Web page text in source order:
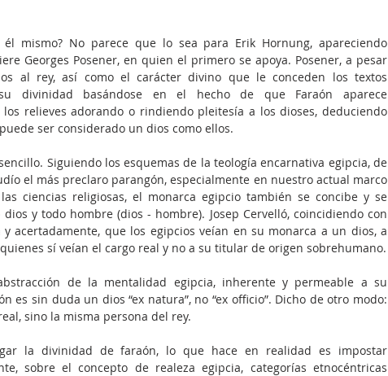
mismo? No parece que lo sea para Erik Hornung, apareciendo
Georges Posener, en quien el primero se apoya. Posener, a pesar
al rey, así como el carácter divino que le conceden los textos
divinidad basándose en el hecho de que Faraón aparece
relieves adorando o rindiendo pleitesía a los dioses, deduciendo
ser considerado un dios como ellos.
Siguiendo los esquemas de la teología encarnativa egipcia, de
el más preclaro parangón, especialmente en nuestro actual marco
ciencias religiosas, el monarca egipcio también se concibe y se
y todo hombre (dios - hombre). Josep Cervelló, coincidiendo con
acertadamente, que los egipcios veían en su monarca a un dios, a
sí veían el cargo real y no a su titular de origen sobrehumano.
de la mentalidad egipcia, inherente y permeable a su
es sin duda un dios “ex natura”, no “ex officio”. Dicho de otro modo:
sino la misma persona del rey.
la divinidad de faraón, lo que hace en realidad es impostar
sobre el concepto de realeza egipcia, categorías etnocéntricas